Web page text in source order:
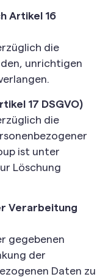
Artikel 16
die
unrichtigen
17 DSGVO)
die
ist unter
Löschung
Verarbeitung
gegebenen
der
Daten zu